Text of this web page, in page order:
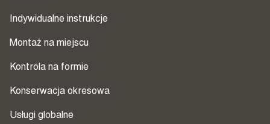
Indywidualne instrukcje
Montaż na miejscu
Kontrola na formie
Konserwacja okresowa
Usługi globalne